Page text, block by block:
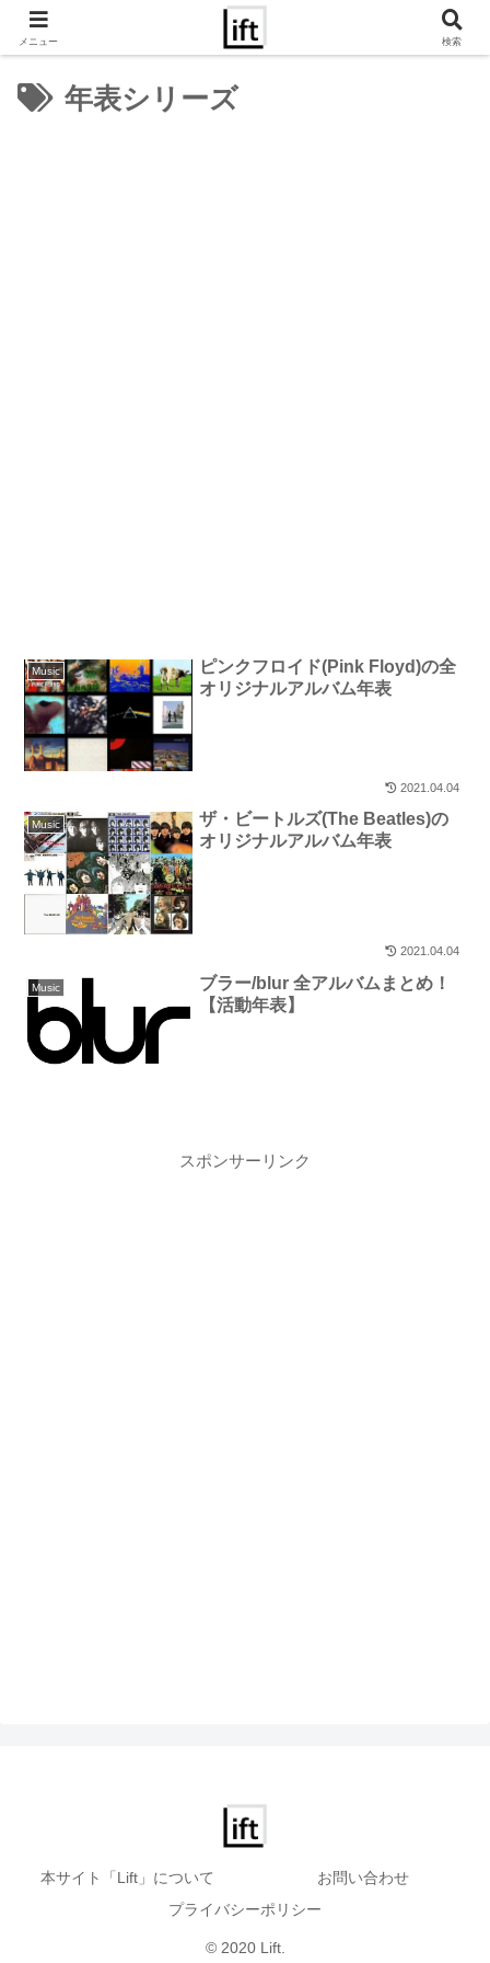
年表シリーズ
Music
ピンクフロイド(Pink Floyd)の全
オリジナルアルバム年表
2021.04.04
Music
ザ・ビートルズ(The Beatles)の
オリジナルアルバム年表
2021.04.04
Music
ブラー/blur 全アルバムまとめ！
【活動年表】
スポンサーリンク
本サイト「Lift」について
お問い合わせ
プライバシーポリシー
© 2020 Lift.
メニュー 検索